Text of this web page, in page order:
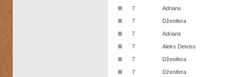
■ 7 Adrians
■ 7 Dženifera
■ 7 Adrians
■ 7 Aleks Deiviss
■ 7 Dženifera
■ 7 Dženifera